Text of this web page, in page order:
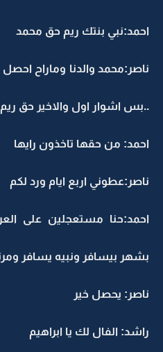
احمد:نبي بنتك ريم حق محمد
ناصر:محمد والدنا وماراح
..بس اشوار اول والاخير حق ريم
احمد: من حقها تاخذون رايها
ناصر:عطوني اربع ايام ورد لكم
احمد:حنا مستعجلين على
بشهر بيسافر ونبيه يسافر
ناصر: يحصل خير
راشد: الفال لك يا ابراهيم